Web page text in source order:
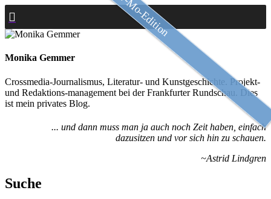
Zum
Inhalt
springen
Monika Gemmer
Crossmedia-Journalismus, Literatur- und Kunstgeschichte. Projekt-
und Redaktions-management bei der Frankfurter Rundschau. Dies
ist mein privates Blog.
... und dann muss man ja auch noch Zeit haben, einfach
dazusitzen und vor sich hin zu schauen.
~Astrid Lindgren
Suche